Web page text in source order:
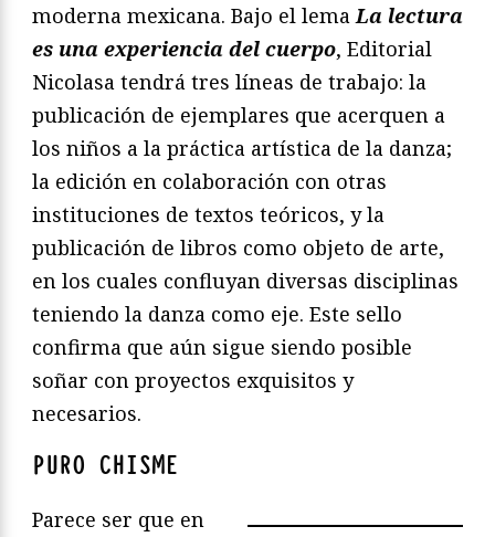
moderna mexicana. Bajo el lema La lectura
es una experiencia del cuerpo, Editorial
Nicolasa tendrá tres líneas de trabajo: la
publicación de ejemplares que acerquen a
los niños a la práctica artística de la danza;
la edición en colaboración con otras
instituciones de textos teóricos, y la
publicación de libros como objeto de arte,
en los cuales confluyan diversas disciplinas
teniendo la danza como eje. Este sello
confirma que aún sigue siendo posible
soñar con proyectos exquisitos y
necesarios.
PURO CHISME
Parece ser que en